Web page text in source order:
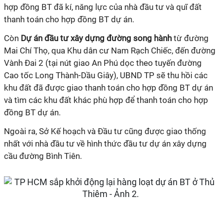
hợp đồng BT đã kí, năng lực của nhà đầu tư và quĩ đất
thanh toán cho hợp đồng BT dự án.
Còn Dự án đầu tư xây dựng đường song hành từ đường
Mai Chí Thọ, qua Khu dân cư Nam Rạch Chiếc, đến đường
Vành Đai 2 (tại nút giao An Phú dọc theo tuyến đường
Cao tốc Long Thành-Dầu Giây), UBND TP sẽ thu hồi các
khu đất đã được giao thanh toán cho hợp đồng BT dự án
và tìm các khu đất khác phù hợp để thanh toán cho hợp
đồng BT dự án.
Ngoài ra, Sở Kế hoạch và Đầu tư cũng được giao thống
nhất với nhà đầu tư về hình thức đầu tư dự án xây dựng
cầu đường Bình Tiên.